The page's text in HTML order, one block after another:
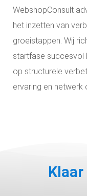
WebshopConsult
het inzetten van
groeistappen. Wij
startfase succesvol
op structurele
ervaring en